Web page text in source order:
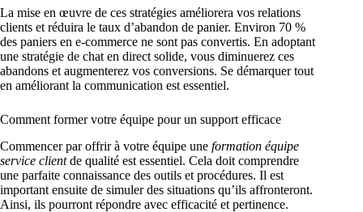
La mise en œuvre de ces stratégies améliorera vos relations
clients et réduira le taux d’abandon de panier. Environ 70 %
des paniers en e-commerce ne sont pas convertis. En adoptant
une stratégie de chat en direct solide, vous diminuerez ces
abandons et augmenterez vos conversions. Se démarquer tout
en améliorant la communication est essentiel.
Comment former votre équipe pour un support efficace
Commencer par offrir à votre équipe une formation équipe
service clientde qualité est essentiel. Cela doit comprendre
une parfaite connaissance des outils et procédures. Il est
important ensuite de simuler des situations qu’ils affronteront.
Ainsi, ils pourront répondre avec efficacité et pertinence.